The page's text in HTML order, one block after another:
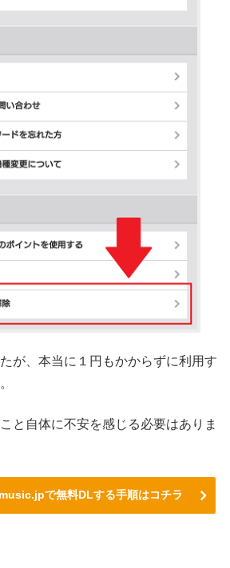
が、本当に１円もかからずに利用す
と自体に不安を感じる必要はありま
music.jpで無料DLする手順はコチラ